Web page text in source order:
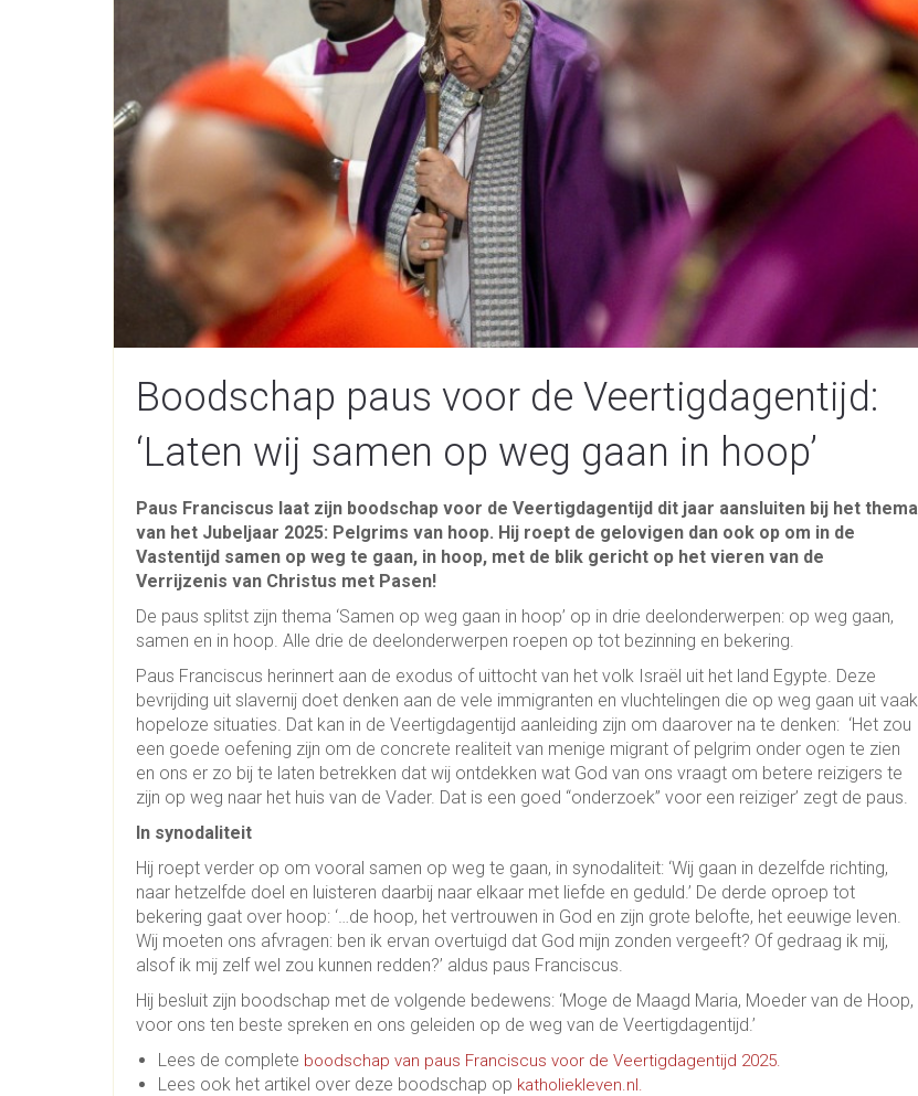
Boodschap paus voor de Veertigdagentijd:
‘Laten wij samen op weg gaan in hoop’
Paus Franciscus laat zijn boodschap voor de Veertigdagentijd dit jaar aansluiten bij het thema
van het Jubeljaar 2025: Pelgrims van hoop. Hij roept de gelovigen dan ook op om in de
Vastentijd samen op weg te gaan, in hoop, met de blik gericht op het vieren van de
Verrijzenis van Christus met Pasen!
De paus splitst zijn thema ‘Samen op weg gaan in hoop’ op in drie deelonderwerpen: op weg gaan,
samen en in hoop. Alle drie de deelonderwerpen roepen op tot bezinning en bekering.
Paus Franciscus herinnert aan de exodus of uittocht van het volk Israël uit het land Egypte. Deze
bevrijding uit slavernij doet denken aan de vele immigranten en vluchtelingen die op weg gaan uit vaak
hopeloze situaties. Dat kan in de Veertigdagentijd aanleiding zijn om daarover na te denken: ‘Het zou
een goede oefening zijn om de concrete realiteit van menige migrant of pelgrim onder ogen te zien
en ons er zo bij te laten betrekken dat wij ontdekken wat God van ons vraagt om betere reizigers te
zijn op weg naar het huis van de Vader. Dat is een goed “onderzoek” voor een reiziger’ zegt de paus.
In synodaliteit
Hij roept verder op om vooral samen op weg te gaan, in synodaliteit: ‘Wij gaan in dezelfde richting,
naar hetzelfde doel en luisteren daarbij naar elkaar met liefde en geduld.’ De derde oproep tot
bekering gaat over hoop: ‘…de hoop, het vertrouwen in God en zijn grote belofte, het eeuwige leven.
Wij moeten ons afvragen: ben ik ervan overtuigd dat God mijn zonden vergeeft? Of gedraag ik mij,
alsof ik mij zelf wel zou kunnen redden?’ aldus paus Franciscus.
Hij besluit zijn boodschap met de volgende bedewens: ‘Moge de Maagd Maria, Moeder van de Hoop,
voor ons ten beste spreken en ons geleiden op de weg van de Veertigdagentijd.’
Lees de complete boodschap van paus Franciscus voor de Veertigdagentijd 2025.
Lees ook het artikel over deze boodschap op katholiekleven.nl.